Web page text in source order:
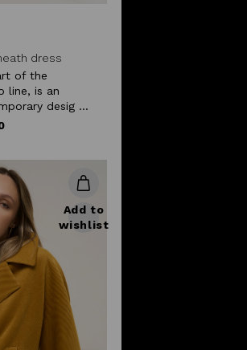
dress
of the
line, is an
desig ...
Add to
wishlist